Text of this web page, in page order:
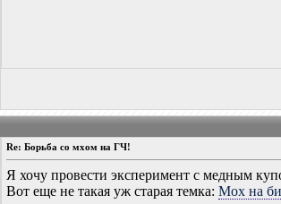
Re: Борьба со мхом на ГЧ!
Я хочу провести эксперимент с медным
Вот еще не такая уж старая темка:Мох на